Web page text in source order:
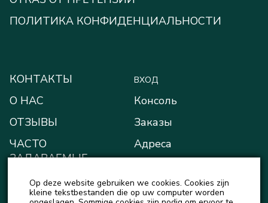
ПОЛИТИКА КОНФИДЕНЦИАЛЬНОСТИ
КОНТАКТЫ
О НАС
ОТЗЫВЫ
ЧАСТО
ЗАДАВАЕМЫЕ
БЛОГ
ВХОД
Консоль
Заказы
Адреса
Мой кошелёк
Op deze website gebruiken we cookies. Cookies zijn
kleine tekstbestanden die op uw computer worden